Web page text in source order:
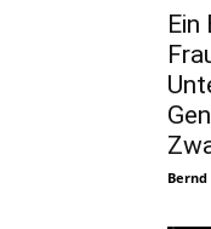
Ein
Bernd